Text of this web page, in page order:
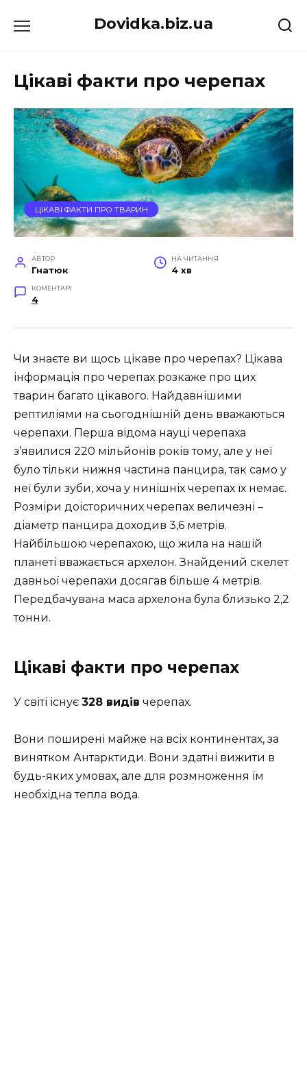
до
Dovidka.biz.ua
Цікаві факти про черепах
ЦІКАВІ ФАКТИ ПРО ТВАРИН
АВТОР
Гнатюк
НА ЧИТАННЯ
4 хв
КОМЕНТАРІ
4
Чи знаєте ви щось цікаве про черепах? Цікава
інформація про черепах розкаже про цих
тварин багато цікавого. Найдавнішими
рептиліями на сьогоднішній день вважаються
черепахи. Перша відома науці черепаха
з’явилися 220 мільйонів років тому, але у неї
було тільки нижня частина панцира, так само у
неї були зуби, хоча у нинішніх черепах їх немає.
Розміри доісторичних черепах величезні –
діаметр панцира доходив 3,6 метрів.
Найбільшою черепахою, що жила на нашій
планеті вважається архелон. Знайдений скелет
давньої черепахи досягав більше 4 метрів.
Передбачувана маса архелона була близько 2,2
тонни.
Цікаві факти про черепах
У світі існує 328 видів черепах.
Вони поширені майже на всіх континентах, за
винятком Антарктиди. Вони здатні вижити в
будь-яких умовах, але для розмноження їм
необхідна тепла вода.